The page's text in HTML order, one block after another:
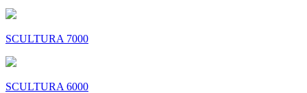
SCULTURA 7000
SCULTURA 6000